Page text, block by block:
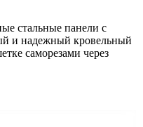
стальные панели с
и надежный кровельный
саморезами через